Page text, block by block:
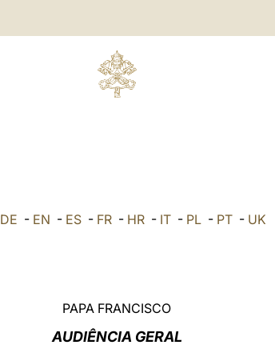
DE - EN - ES- FR- HR- IT- PL- PT- UK
PAPA FRANCISCO
AUDIÊNCIA GERAL